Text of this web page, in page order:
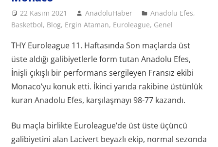
22 Kasım 2021 AnadoluHaber Anadolu Efes,
Basketbol, Blog, Ergin Ataman, Euroleague, Genel
THY Euroleague 11. Haftasında Son maçlarda üst
üste aldığı galibiyetlerle form tutan Anadolu Efes,
İnişli çıkışlı bir performans sergileyen Fransız ekibi
Monaco’yu konuk etti. İkinci yarıda rakibine üstünlük
kuran Anadolu Efes, karşılaşmayı 98-77 kazandı.
Bu maçla birlikte Euroleague’de üst üste üçüncü
galibiyetini alan Lacivert beyazlı ekip, normal sezonda